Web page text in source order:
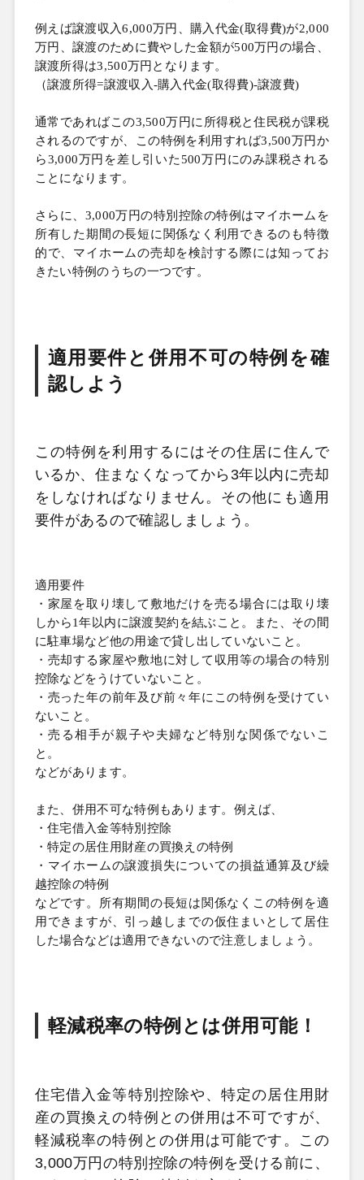
例えば譲渡収入6,000万円、購入代金(取得費)が2,000
万円、譲渡のために費やした金額が500万円の場合、
譲渡所得は3,500万円となります。
（譲渡所得=譲渡収入-購入代金(取得費)-譲渡費)
通常であればこの3,500万円に所得税と住民税が課税
されるのですが、この特例を利用すれば3,500万円か
ら3,000万円を差し引いた500万円にのみ課税される
ことになります。
さらに、 3,000万円の特別控除の特例はマイホームを
所有した期間の長短に関係なく利用できるのも特徴
的で、マイホームの売却を検討する際には知ってお
きたい特例のうちの一つです。
適用要件と併用不可の特例を確
認しよう
この特例を利用するにはその住居に住んで
いるか、住まなくなってから 3年以内に売却
をしなければなりません。その他にも適用
要件があるので確認しましょう。
適用要件
・家屋を取り壊して敷地だけを売る場合には取り壊
しから1年以内に譲渡契約を結ぶこと。また、その間
に駐車場など他の用途で貸し出していないこと。
・売却する家屋や敷地に対して収用等の場合の特別
控除などをうけていないこと。
・売った年の前年及び前々年にこの特例を受けてい
ないこと。
・売る相手が親子や夫婦など特別な関係でないこ
と。
などがあります。
また、併用不可な特例もあります。例えば、
・住宅借入金等特別控除
・特定の居住用財産の買換えの特例
・マイホームの譲渡損失についての損益通算及び繰
越控除の特例
などです。所有期間の長短は関係なくこの特例を適
用できますが、引っ越しまでの仮住まいとして居住
した場合などは適用できないので注意しましょう。
軽減税率の特例とは併用可能！
住宅借入金等特別控除や、特定の居住用財
産の買換えの特例との併用は不可ですが、
軽減税率の特例との併用は可能です。この
3,000万円の特別控除の特例を受ける前に、